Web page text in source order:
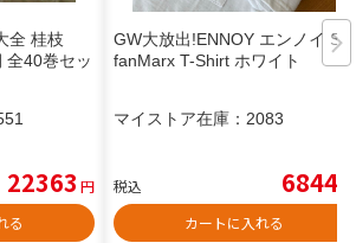
桂枝
40巻セッ
22363 円
る
GW大放出!ENNOY エンノイ Ste
fanMarx T-Shirt ホワイト
マイストア在庫： 2083
税込 6844
カートに入れる